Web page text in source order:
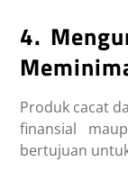
4.
Produk cacat
finansial
bertujuan